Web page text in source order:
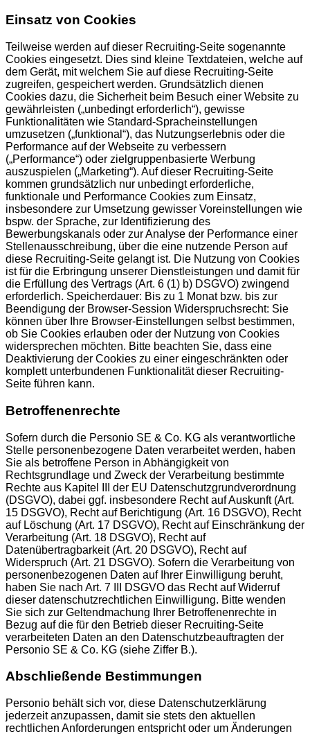
Einsatz von Cookies
Teilweise werden auf dieser Recruiting-Seite sogenannte
Cookies eingesetzt. Dies sind kleine Textdateien, welche auf
dem Gerät, mit welchem Sie auf diese Recruiting-Seite
zugreifen, gespeichert werden. Grundsätzlich dienen
Cookies dazu, die Sicherheit beim Besuch einer Website zu
gewährleisten („unbedingt erforderlich“), gewisse
Funktionalitäten wie Standard-Spracheinstellungen
umzusetzen („funktional“), das Nutzungserlebnis oder die
Performance auf der Webseite zu verbessern
(„Performance“) oder zielgruppenbasierte Werbung
auszuspielen („Marketing“). Auf dieser Recruiting-Seite
kommen grundsätzlich nur unbedingt erforderliche,
funktionale und Performance Cookies zum Einsatz,
insbesondere zur Umsetzung gewisser Voreinstellungen wie
bspw. der Sprache, zur Identifizierung des
Bewerbungskanals oder zur Analyse der Performance einer
Stellenausschreibung, über die eine nutzende Person auf
diese Recruiting-Seite gelangt ist. Die Nutzung von Cookies
ist für die Erbringung unserer Dienstleistungen und damit für
die Erfüllung des Vertrags (Art. 6 (1) b) DSGVO) zwingend
erforderlich. Speicherdauer: Bis zu 1 Monat bzw. bis zur
Beendigung der Browser-Session Widerspruchsrecht: Sie
können über Ihre Browser-Einstellungen selbst bestimmen,
ob Sie Cookies erlauben oder der Nutzung von Cookies
widersprechen möchten. Bitte beachten Sie, dass eine
Deaktivierung der Cookies zu einer eingeschränkten oder
komplett unterbundenen Funktionalität dieser Recruiting-
Seite führen kann.
Betroffenenrechte
Sofern durch die Personio SE & Co. KG als verantwortliche
Stelle personenbezogene Daten verarbeitet werden, haben
Sie als betroffene Person in Abhängigkeit von
Rechtsgrundlage und Zweck der Verarbeitung bestimmte
Rechte aus Kapitel III der EU Datenschutzgrundverordnung
(DSGVO), dabei ggf. insbesondere Recht auf Auskunft (Art.
15 DSGVO), Recht auf Berichtigung (Art. 16 DSGVO), Recht
auf Löschung (Art. 17 DSGVO), Recht auf Einschränkung der
Verarbeitung (Art. 18 DSGVO), Recht auf
Datenübertragbarkeit (Art. 20 DSGVO), Recht auf
Widerspruch (Art. 21 DSGVO). Sofern die Verarbeitung von
personenbezogenen Daten auf Ihrer Einwilligung beruht,
haben Sie nach Art. 7 III DSGVO das Recht auf Widerruf
dieser datenschutzrechtlichen Einwilligung. Bitte wenden
Sie sich zur Geltendmachung Ihrer Betroffenenrechte in
Bezug auf die für den Betrieb dieser Recruiting-Seite
verarbeiteten Daten an den Datenschutzbeauftragten der
Personio SE & Co. KG (siehe Ziffer B.).
Abschließende Bestimmungen
Personio behält sich vor, diese Datenschutzerklärung
jederzeit anzupassen, damit sie stets den aktuellen
rechtlichen Anforderungen entspricht oder um Änderungen